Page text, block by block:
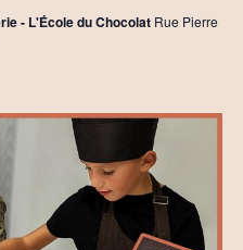
- L'École du Chocolat Rue Pierre